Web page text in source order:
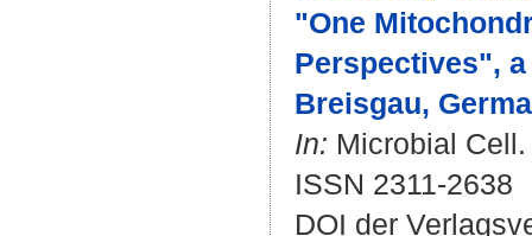
"One
Perspectives",
Breisgau,
In: Microbial
ISSN 2311-2638
DOI der